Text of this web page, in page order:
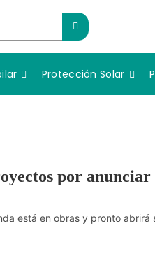
Protección Solar
por anunciar
está en obras y pronto abrirá